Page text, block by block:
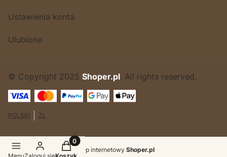
Ustawienia konta
Ulubione
© Copyright 2025 Shoper.pl. All rights reserved.
POLSKI ZŁ
Sklep internetowy Shoper.pl
Produkty w koszyku: 0. Zobacz szczegóły